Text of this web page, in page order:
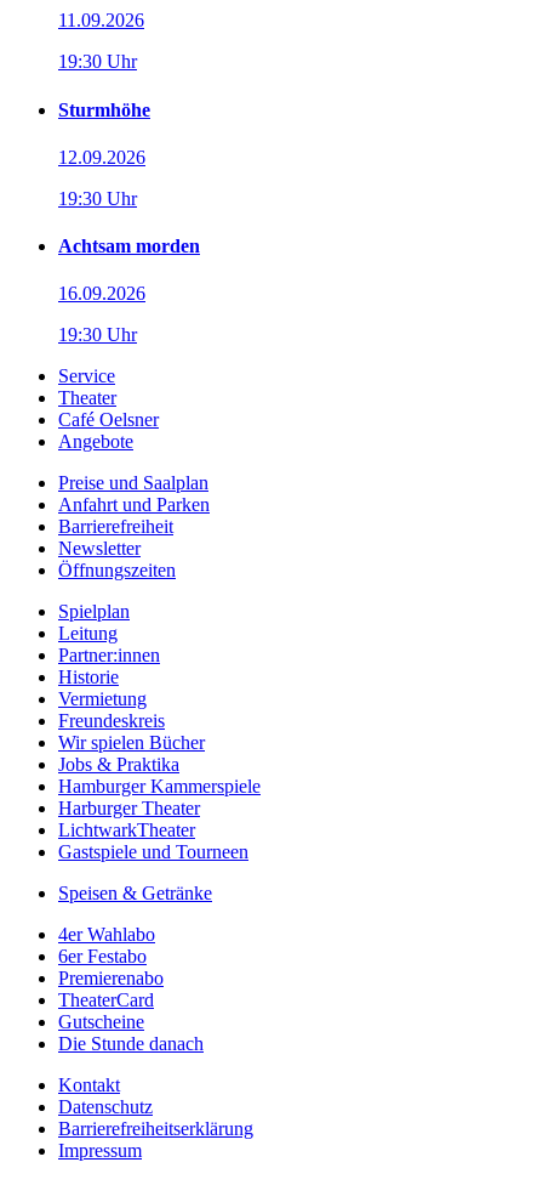
11.09.2026
19:30 Uhr
Sturmhöhe
12.09.2026
19:30 Uhr
Achtsam morden
16.09.2026
19:30 Uhr
Service
Theater
Café Oelsner
Angebote
Preise und Saalplan
Anfahrt und Parken
Barrierefreiheit
Newsletter
Öffnungszeiten
Spielplan
Leitung
Partner:innen
Historie
Vermietung
Freundeskreis
Wir spielen Bücher
Jobs & Praktika
Hamburger Kammerspiele
Harburger Theater
LichtwarkTheater
Gastspiele und Tourneen
Speisen & Getränke
4er Wahlabo
6er Festabo
Premierenabo
TheaterCard
Gutscheine
Die Stunde danach
Kontakt
Datenschutz
Barrierefreiheitserklärung
Impressum